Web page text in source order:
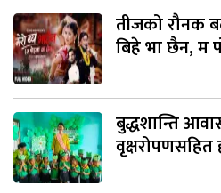
तीजको रौनक
बिहे भा छैन, म
बुद्धशान्ति
वृक्षरोपणसहित